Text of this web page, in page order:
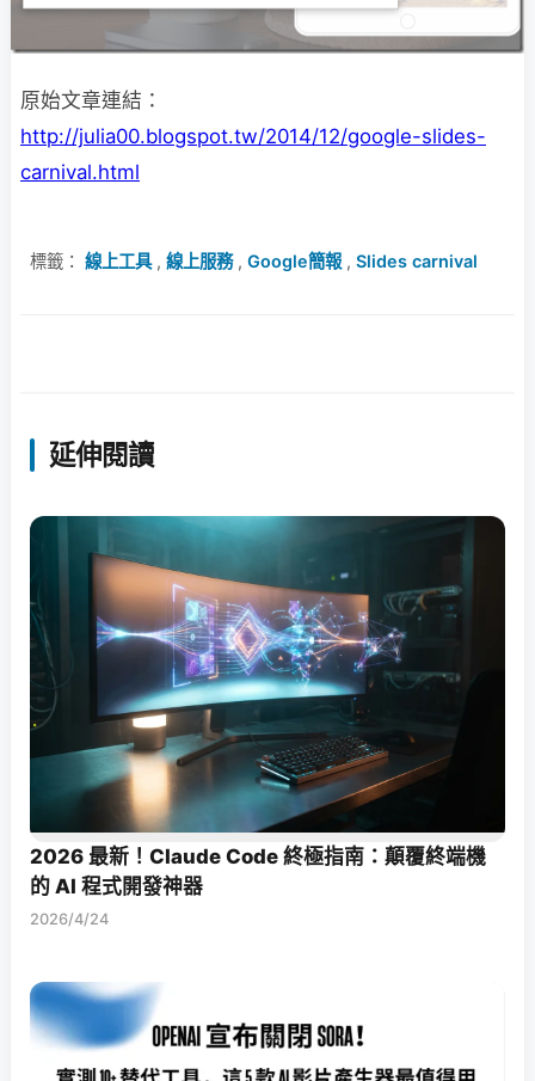
原始文章連結：
http://julia00.blogspot.tw/2014/12/google-slides-
carnival.html
標籤： 線上工具, 線上服務, Google簡報 , Slides carnival
延伸閱讀
2026 最新！Claude Code 終極指南：顛覆終端機
的 AI 程式開發神器
2026/4/24